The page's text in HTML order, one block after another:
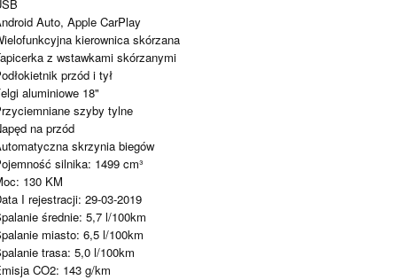
Auto, Apple CarPlay
kierownica skórzana
z wstawkami skórzanymi
przód i tył
aluminiowe 18"
szyby tylne
na przód
skrzynia biegów
silnika: 1499 cm³
130 KM
I rejestracji: 29-03-2019
średnie: 5,7 l/100km
miasto: 6,5 l/100km
trasa: 5,0 l/100km
CO2: 143 g/km